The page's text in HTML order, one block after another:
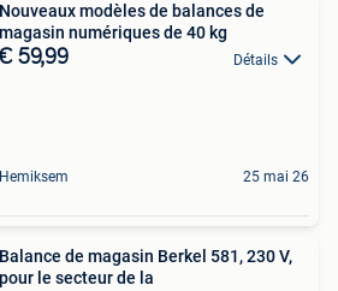
Nouveaux modèles de balances de
magasin numériques de 40 kg
€ 59,99 Détails
Hemiksem 25 mai 26
Balance de magasin Berkel 581, 230 V,
pour le secteur de la